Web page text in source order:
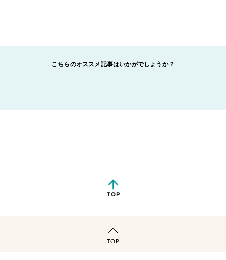
こちらのオススメ記事はいかがでしょうか？